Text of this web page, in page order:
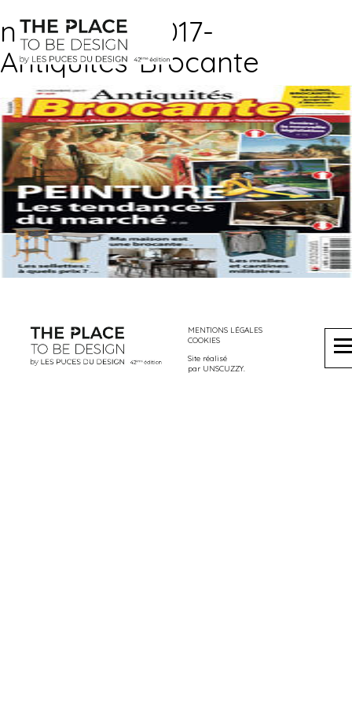
novembre-2017-
Antiquités-Brocante
MENTIONS LÉGALES
COOKIES
Site réalisé
par UNSCUZZY